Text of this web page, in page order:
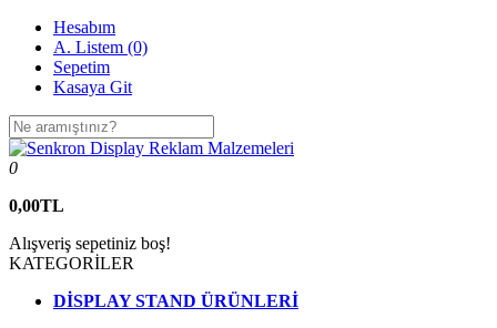
Hesabım
A. Listem (0)
Sepetim
Kasaya Git
0
0,00TL
Alışveriş sepetiniz boş!
KATEGORİLER
DİSPLAY STAND ÜRÜNLERİ